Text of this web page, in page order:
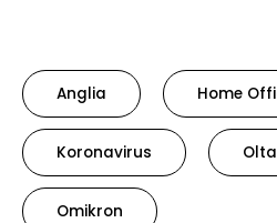
Anglia Home
Koronavirus
Omikron